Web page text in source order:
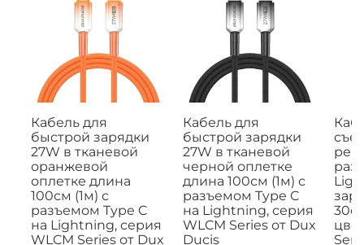
Кабель для
быстрой зарядки
27W в тканевой
оранжевой
оплетке длина
100см (1м) с
разъемом Type C
на Lightning, серия
WLCM Series от Dux
Кабель для
быстрой зарядки
27W в тканевой
черной оплетке
длина 100см (1м) с
разъемом Type C
на Lightning, серия
WLCM Series от Dux
Ducis